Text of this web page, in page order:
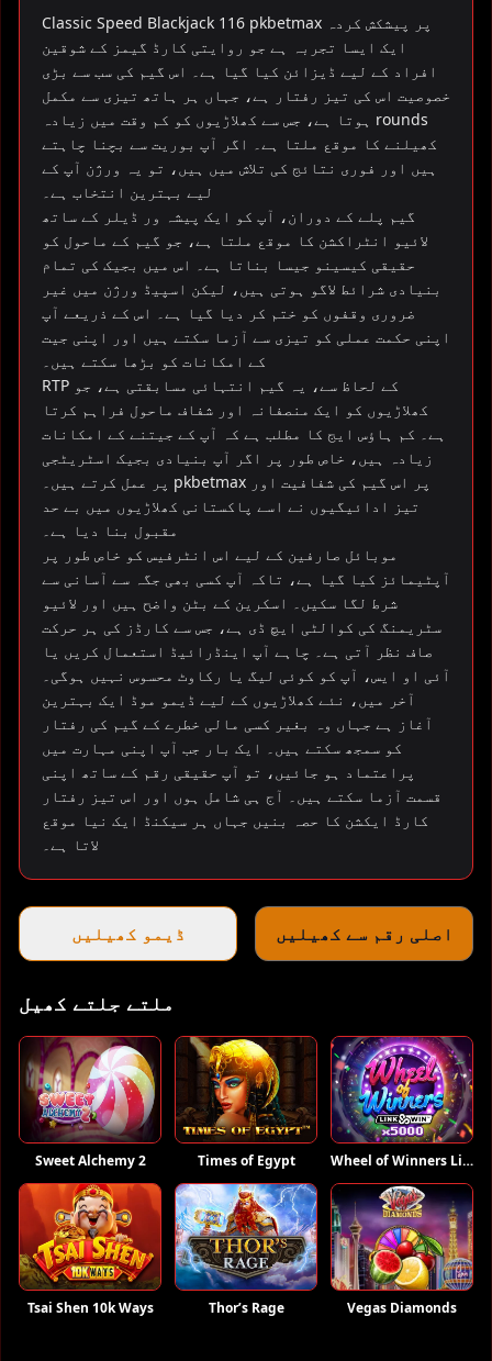
Classic Speed Blackjack 116 pkbetmax پر پیشکش کردہ
ایک ایسا تجربہ ہے جو روایتی کارڈ گیمز کے شوقین
افراد کے لیے ڈیزائن کیا گیا ہے۔ اس گیم کی سب سے بڑی
خصوصیت اس کی تیز رفتار ہے، جہاں ہر ہاتھ تیزی سے مکمل
ہوتا ہے، جس سے کھلاڑیوں کو کم وقت میں زیادہ rounds
کھیلنے کا موقع ملتا ہے۔ اگر آپ بوریت سے بچنا چاہتے
ہیں اور فوری نتائج کی تلاش میں ہیں، تو یہ ورژن آپ کے
لیے بہترین انتخاب ہے۔
گیم پلے کے دوران، آپ کو ایک پیشہ ور ڈیلر کے ساتھ
لائیو انٹراکشن کا موقع ملتا ہے، جو گیم کے ماحول کو
حقیقی کیسینو جیسا بناتا ہے۔ اس میں بجیک کی تمام
بنیادی شرائط لاگو ہوتی ہیں، لیکن اسپیڈ ورژن میں غیر
ضروری وقفوں کو ختم کر دیا گیا ہے۔ اس کے ذریعے آپ
اپنی حکمت عملی کو تیزی سے آزما سکتے ہیں اور اپنی جیت
کے امکانات کو بڑھا سکتے ہیں۔
RTP کے لحاظ سے، یہ گیم انتہائی مسابقتی ہے، جو
کھلاڑیوں کو ایک منصفانہ اور شفاف ماحول فراہم کرتا
ہے۔ کم ہاؤس ایج کا مطلب ہے کہ آپ کے جیتنے کے امکانات
زیادہ ہیں، خاص طور پر اگر آپ بنیادی بجیک اسٹریٹجی
پر عمل کرتے ہیں۔ pkbetmax پر اس گیم کی شفافیت اور
تیز ادائیگیوں نے اسے پاکستانی کھلاڑیوں میں بے حد
مقبول بنا دیا ہے۔
موبائل صارفین کے لیے اس انٹرفیس کو خاص طور پر
آپٹیمائز کیا گیا ہے، تاکہ آپ کسی بھی جگہ سے آسانی سے
شرط لگا سکیں۔ اسکرین کے بٹن واضح ہیں اور لائیو
سٹریمنگ کی کوالٹی ایچ ڈی ہے، جس سے کارڈز کی ہر حرکت
صاف نظر آتی ہے۔ چاہے آپ اینڈرائیڈ استعمال کریں یا
آئی او ایس، آپ کو کوئی لیگ یا رکاوٹ محسوس نہیں ہوگی۔
آخر میں، نئے کھلاڑیوں کے لیے ڈیمو موڈ ایک بہترین
آغاز ہے جہاں وہ بغیر کسی مالی خطرے کے گیم کی رفتار
کو سمجھ سکتے ہیں۔ ایک بار جب آپ اپنی مہارت میں
پراعتماد ہو جائیں، تو آپ حقیقی رقم کے ساتھ اپنی
قسمت آزما سکتے ہیں۔ آج ہی شامل ہوں اور اس تیز رفتار
کارڈ ایکشن کا حصہ بنیں جہاں ہر سیکنڈ ایک نیا موقع
لاتا ہے۔
ڈیمو کھیلیں اصلی رقم سے کھیلیں
ملتے جلتے کھیل
Sweet Alchemy 2 Times of Egypt Wheel of Winners Link and Win
Tsai Shen 10k Ways Thor’s Rage Vegas Diamonds